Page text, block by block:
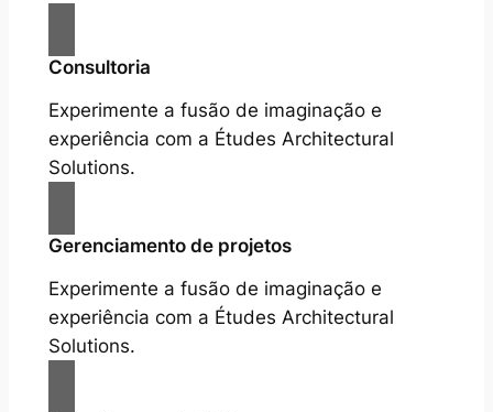
Consultoria
Experimente a fusão de imaginação e
experiência com a Études Architectural
Solutions.
Gerenciamento de projetos
Experimente a fusão de imaginação e
experiência com a Études Architectural
Solutions.